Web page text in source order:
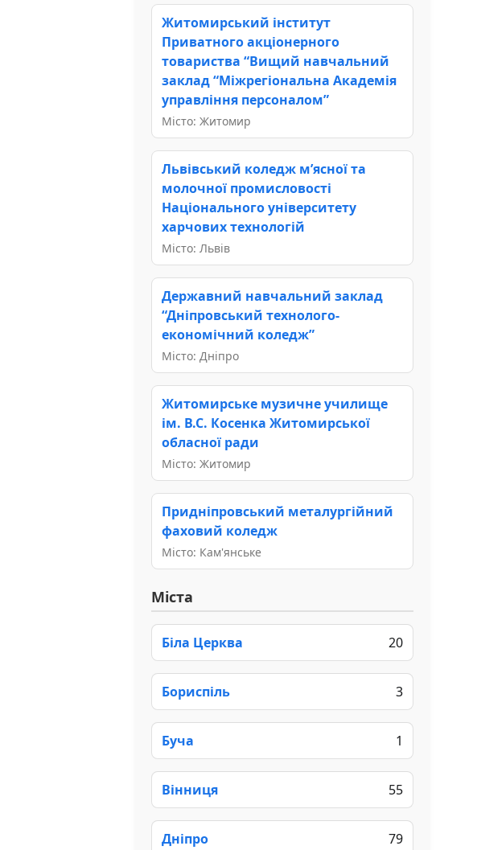
Житомирський інститут
Приватного акціонерного
товариства “Вищий навчальний
заклад “Міжрегіональна Академія
управління персоналом”
Місто: Житомир
Львівський коледж м’ясної та
молочної промисловості
Національного університету
харчових технологій
Місто: Львів
Державний навчальний заклад
“Дніпровський технолого-
економічний коледж”
Місто: Дніпро
Житомирське музичне училище
ім. В.С. Косенка Житомирської
обласної ради
Місто: Житомир
Придніпровський металургійний
фаховий коледж
Місто: Кам'янське
Міста
Біла Церква 20
Бориспіль 3
Буча 1
Вінниця 55
Дніпро 79